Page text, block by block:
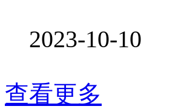
2023-10-10
查看更多